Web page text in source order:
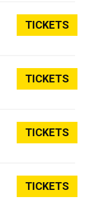
TICKETS
TICKETS
TICKETS
TICKETS